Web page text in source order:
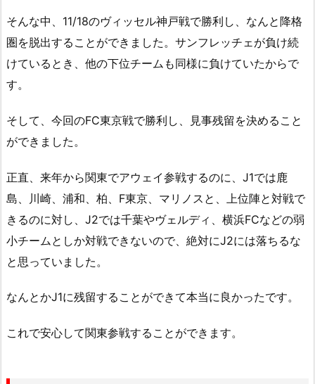
そんな中、11/18のヴィッセル神戸戦で勝利し、なんと降格
圏を脱出することができました。サンフレッチェが負け続
けているとき、他の下位チームも同様に負けていたからで
す。
そして、今回のFC東京戦で勝利し、見事残留を決めること
ができました。
正直、来年から関東でアウェイ参戦するのに、J1では鹿
島、川崎、浦和、柏、F東京、マリノスと、上位陣と対戦で
きるのに対し、J2では千葉やヴェルディ、横浜FCなどの弱
小チームとしか対戦できないので、絶対にJ2には落ちるな
と思っていました。
なんとかJ1に残留することができて本当に良かったです。
これで安心して関東参戦することができます。